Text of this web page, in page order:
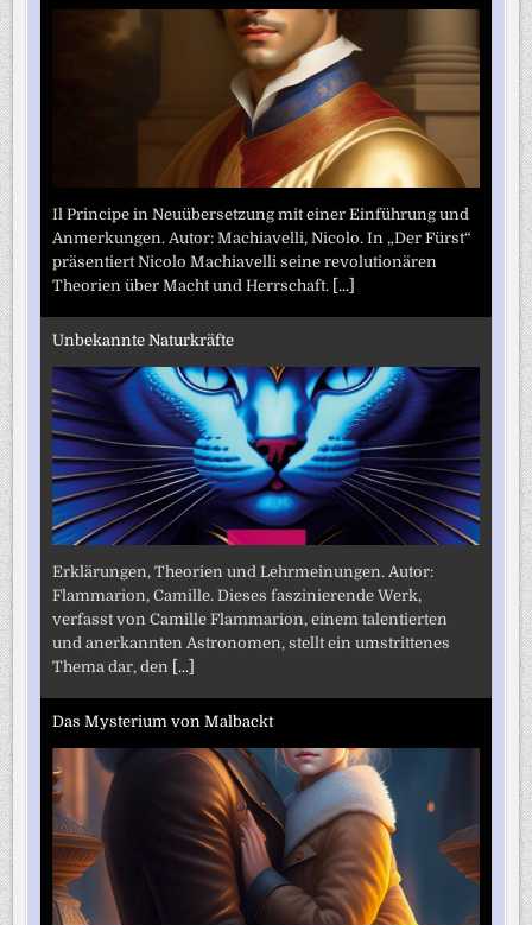
Il Principe in Neuübersetzung mit einer Einführung und
Anmerkungen. Autor: Machiavelli, Nicolo. In „Der Fürst“
präsentiert Nicolo Machiavelli seine revolutionären
Theorien über Macht und Herrschaft. [...]
Unbekannte Naturkräfte
Erklärungen, Theorien und Lehrmeinungen. Autor:
Flammarion, Camille. Dieses faszinierende Werk,
verfasst von Camille Flammarion, einem talentierten
und anerkannten Astronomen, stellt ein umstrittenes
Thema dar, den [...]
Das Mysterium von Malbackt